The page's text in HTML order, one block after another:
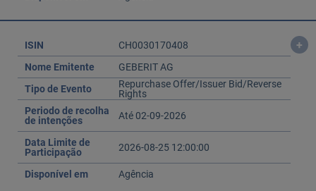
ISIN CH0030170408 +
Nome Emitente
GEBERIT AG
Tipo de Evento
Repurchase Offer/Issuer Bid/Reverse
Rights
Periodo de recolha
de intenções
Até 02-09-2026
Data Limite de
Participação
2026-08-25 12:00:00
Disponível em Agência